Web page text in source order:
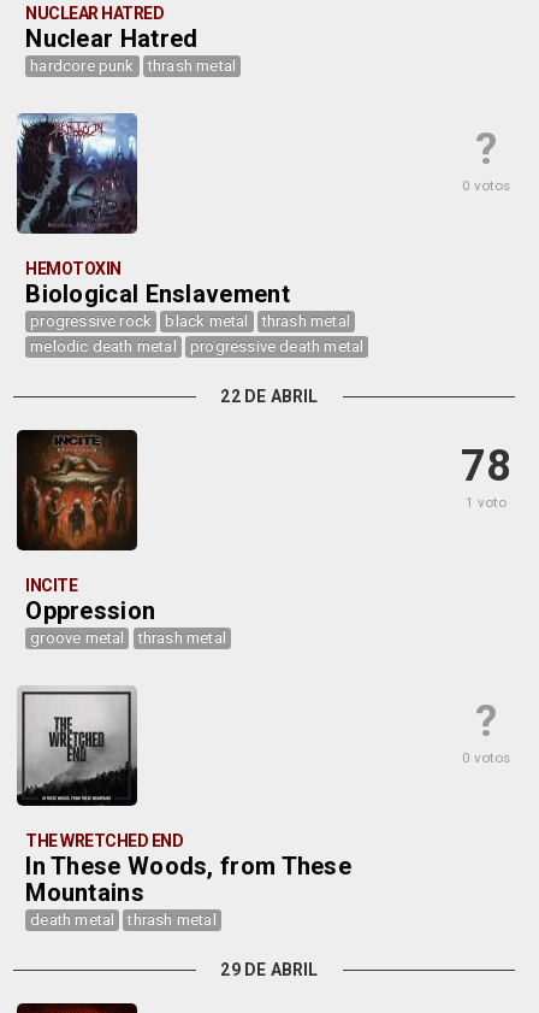
NUCLEAR HATRED
Nuclear Hatred
hardcore punk thrash metal
?
0 votos
HEMOTOXIN
Biological Enslavement
progressive rock black metal
thrash metal
melodic death metal
progressive death metal
22 DE ABRIL
78
1 voto
INCITE
Oppression
groove metal thrash metal
?
0 votos
THE WRETCHED END
In These Woods, from These
Mountains
death metal thrash metal
29 DE ABRIL